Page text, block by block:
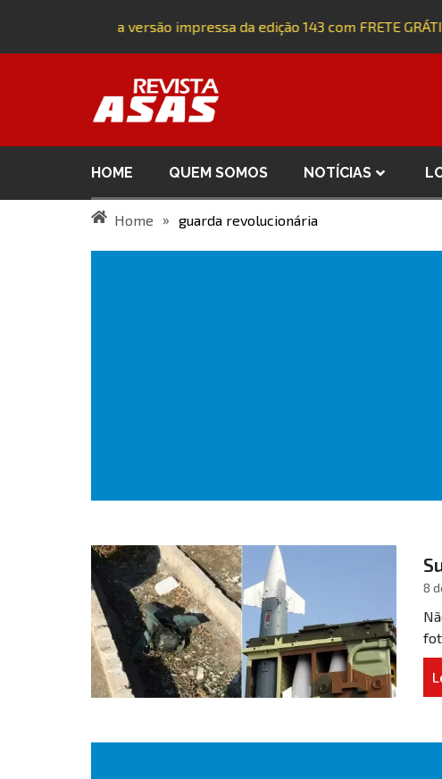
Adquira a versão impressa da edição 143 com FRETE
HOME QUEM SOMOS NOTÍCIAS
Home » guarda revolucionária
8